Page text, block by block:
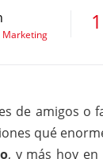
Marketing
de amigos
qué
, y más hoy